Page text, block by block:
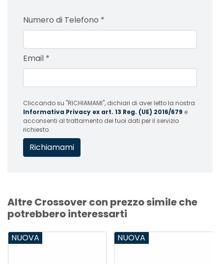
Numero di Telefono *
Email *
Cliccando su "RICHIAMAMI", dichiari di aver letto la nostra
Informativa Privacy ex art. 13 Reg. (UE) 2016/679 e
acconsenti al trattamento dei tuoi dati per il servizio
richiesto.
Altre Crossover con prezzo simile che
potrebbero interessarti
NUOVA NUOVA